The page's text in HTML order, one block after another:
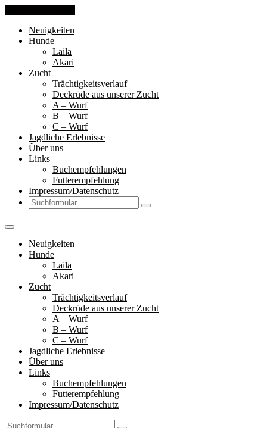
Neuigkeiten
Hunde
Laila
Akari
Zucht
Trächtigkeitsverlauf
Deckrüde aus unserer Zucht
A – Wurf
B – Wurf
C – Wurf
Jagdliche Erlebnisse
Über uns
Links
Buchempfehlungen
Futterempfehlung
Impressum/Datenschutz
Search
Neuigkeiten
Hunde
Laila
Akari
Zucht
Trächtigkeitsverlauf
Deckrüde aus unserer Zucht
A – Wurf
B – Wurf
C – Wurf
Jagdliche Erlebnisse
Über uns
Links
Buchempfehlungen
Futterempfehlung
Impressum/Datenschutz